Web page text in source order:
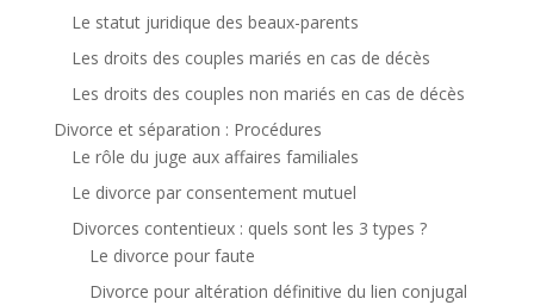
Le statut juridique des beaux-parents
Les droits des couples mariés en cas de décès
Les droits des couples non mariés en cas de décès
Divorce et séparation : Procédures
Le rôle du juge aux affaires familiales
Le divorce par consentement mutuel
Divorces contentieux : quels sont les 3 types ?
Le divorce pour faute
Divorce pour altération définitive du lien conjugal